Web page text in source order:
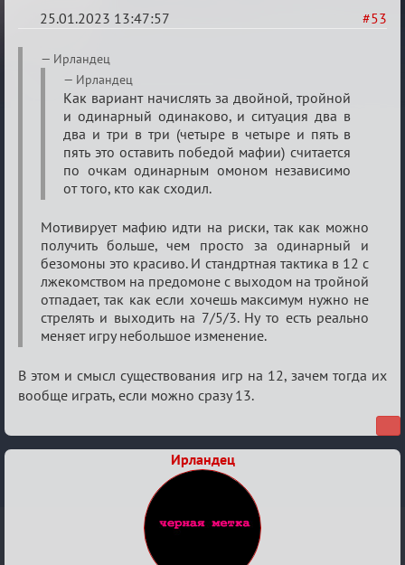
#53
25.01.2023 13:47:57
Re:
Обсуждение
«Justice»
Ирландец
Ирландец
Как вариант начислять за двойной, тройной
и одинарный одинаково, и ситуация два в
два и три в три (четыре в четыре и пять в
пять это оставить победой мафии) считается
по очкам одинарным омоном независимо
от того, кто как сходил.
Мотивирует мафию идти на риски, так как можно
получить больше, чем просто за одинарный и
безомоны это красиво. И стандртная тактика в 12 с
лжекомством на предомоне с выходом на тройной
отпадает, так как если хочешь максимум нужно не
стрелять и выходить на 7/5/3. Ну то есть реально
меняет игру небольшое изменение.
В этом и смысл существования игр на 12, зачем тогда их
вообще играть, если можно сразу 13.
Ирландец